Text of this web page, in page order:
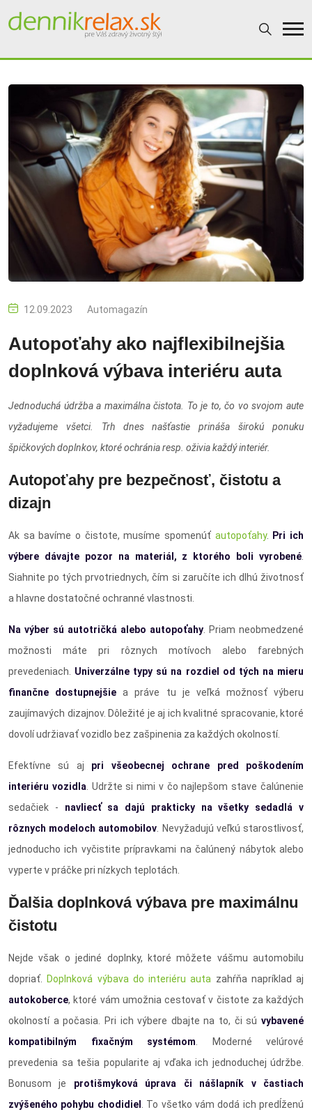
12.09.2023 Automagazín
Autopoťahy ako najflexibilnejšia
doplnková výbava interiéru auta
Jednoduchá údržba a maximálna čistota. To je to, čo vo svojom aute
vyžadujeme všetci. Trh dnes našťastie prináša širokú ponuku
špičkových doplnkov, ktoré ochránia resp. oživia každý interiér.
Autopoťahy pre bezpečnosť, čistotu a
dizajn
Ak sa bavíme o čistote, musíme spomenúť autopoťahy.
Pri ich
výbere dávajte pozor na materiál, z ktorého boli vyrobené
Siahnite po tých prvotriednych, čím si zaručíte ich dlhú životnosť
a hlavne dostatočné ochranné vlastnosti.
Na výber sú autotričká alebo autopoťahy . Priam neobmedzené
možnosti máte pri rôznych motívoch alebo farebných
prevedeniach. Univerzálne typy sú na rozdiel od tých na mieru
finančne dostupnejšiea práve tu je veľká možnosť výberu
zaujímavých dizajnov. Dôležité je aj ich kvalitné spracovanie, ktoré
dovolí udržiavať vozidlo bez zašpinenia za každých okolností.
Efektívne sú aj pri všeobecnej ochrane pred poškodením
interiéru vozidla . Udržte si nimi v čo najlepšom stave čalúnenie
sedačiek - navliecť sa dajú prakticky na všetky sedadlá v
rôznych modeloch automobilov . Nevyžadujú veľkú starostlivosť,
jednoducho ich vyčistite prípravkami na čalúnený nábytok alebo
vyperte v práčke pri nízkych teplotách.
Ďalšia doplnková výbava pre maximálnu
čistotu
Nejde však o jediné doplnky, ktoré môžete vášmu automobilu
dopriať.
Doplnková výbava do interiéru auta zahŕňa napríklad aj
autokoberce, ktoré vám umožnia cestovať v čistote za každých
okolností a počasia. Pri ich výbere dbajte na to, či sú vybavené
kompatibilným fixačným systémom . Moderné velúrové
prevedenia sa tešia popularite aj vďaka ich jednoduchej údržbe.
Bonusom je protišmyková úprava či nášlapník v častiach
zvýšeného pohybu chodidiel
. To všetko vám dodá ich predĺženú